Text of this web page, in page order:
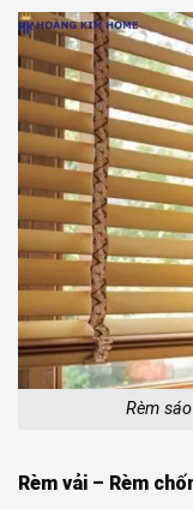
Rèm
Rèm vải – Rèm